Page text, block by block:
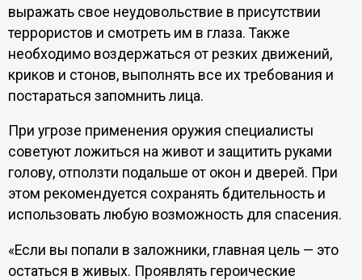
выражать свое неудовольствие в присутствии
террористов и смотреть им в глаза. Также
необходимо воздержаться от резких движений,
криков и стонов, выполнять все их требования и
постараться запомнить лица.
При угрозе применения оружия специалисты
советуют ложиться на живот и защитить руками
голову, отползти подальше от окон и дверей. При
этом рекомендуется сохранять бдительность и
использовать любую возможность для спасения.
«Если вы попали в заложники, главная цель — это
остаться в живых. Проявлять героические